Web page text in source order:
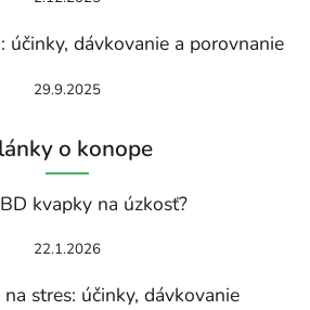
účinky, dávkovanie a porovnanie
29.9.2025
o konope
kvapky na úzkosť?
22.1.2026
stres: účinky, dávkovanie